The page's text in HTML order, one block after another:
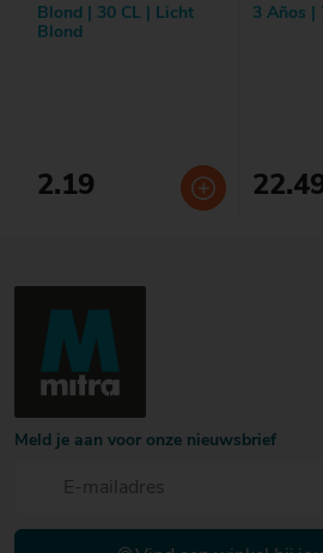
Blond | 30 CL | Licht
Blond
2.19
3 Años |
Meld je aan voor onze nieuwsbrief